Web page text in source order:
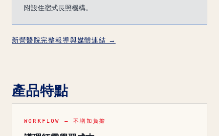
附設住宿式長照機構。
新營醫院完整報導與媒體連結 →
產品特點
WORKFLOW — 不增加負擔